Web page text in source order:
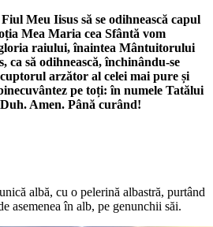
Meu Iisus să se odihnească capul
Mea Maria cea Sfântă vom
gloria raiului, înaintea Mântuitorului
ca să odihnească, închinându-se
arzător al celei mai pure și
pe toți: în numele Tatălui
Amen. Până curând!
albă, cu o pelerină albastră, purtând
asemenea în alb, pe genunchii săi.